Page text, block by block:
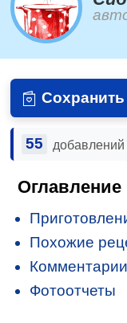
Сохранить
55 добавлений
Оглавление
Похожие
Фотоотчеты